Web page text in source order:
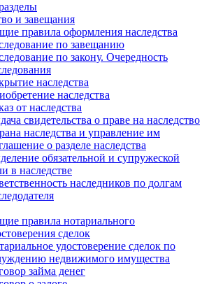
и завещания
правила оформления наследства
по завещанию
по закону. Очередность
наследства
наследства
от наследства
свидетельства о праве на наследство
наследства и управление им
о разделе наследства
обязательной и супружеской
в наследстве
наследников по долгам
правила нотариального
сделок
удостоверение сделок по
недвижимого имущества
займа денег